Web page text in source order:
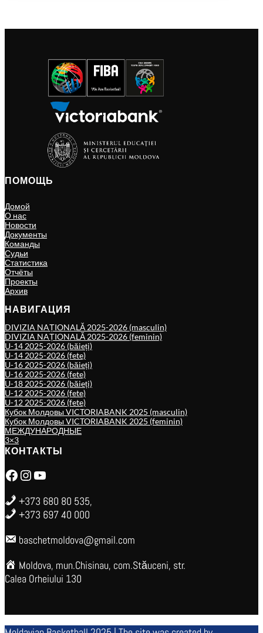
ПОМОЩЬ
Домой
О нас
Новости
Документы
Команды
Судьи
Статистика
Отчёты
Проекты
Архив
НАВИГАЦИЯ
DIVIZIA NAȚIONALĂ 2025-2026 (masculin)
DIVIZIA NAȚIONALĂ 2025-2026 (feminin)
U-14 2025-2026 (băieți)
U-14 2025-2026 (fete)
U-16 2025-2026 (băieți)
U-16 2025-2026 (fete)
U-18 2025-2026 (băieți)
U-12 2025-2026 (fete)
U-12 2025-2026 (fete)
Кубок Молдовы VICTORIABANK 2025 (masculin)
Кубок Молдовы VICTORIABANK 2025 (feminin)
МЕЖДУНАРОДНЫЕ
3×3
КОНТАКТЫ
Facebook Instagram YouTube
+373 680 80 535,
+373 697 40 000
baschetmoldova@gmail.com
Moldova, mun.Chisinau, com.Stăuceni, str.
Calea Orheiului 130